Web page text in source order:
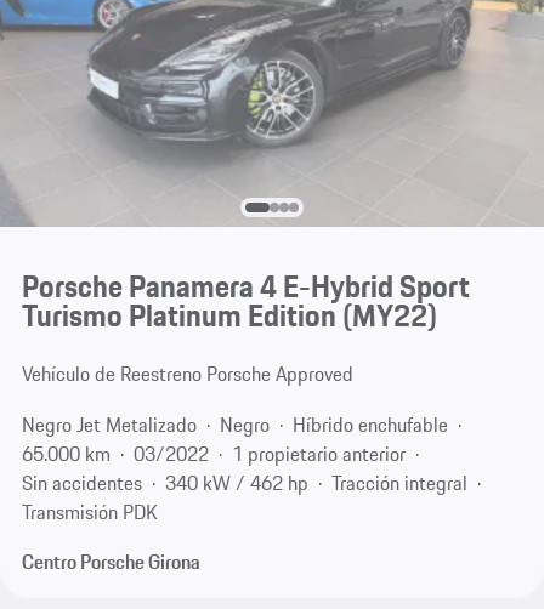
Porsche Panamera 4 E-Hybrid Sport
Turismo Platinum Edition (MY22)
Vehículo de Reestreno Porsche Approved
Negro Jet Metalizado
Negro
Híbrido enchufable
65.000 km
03/2022
1 propietario anterior
Sin accidentes
340 kW / 462 hp
Tracción integral
Transmisión PDK
Centro Porsche Girona